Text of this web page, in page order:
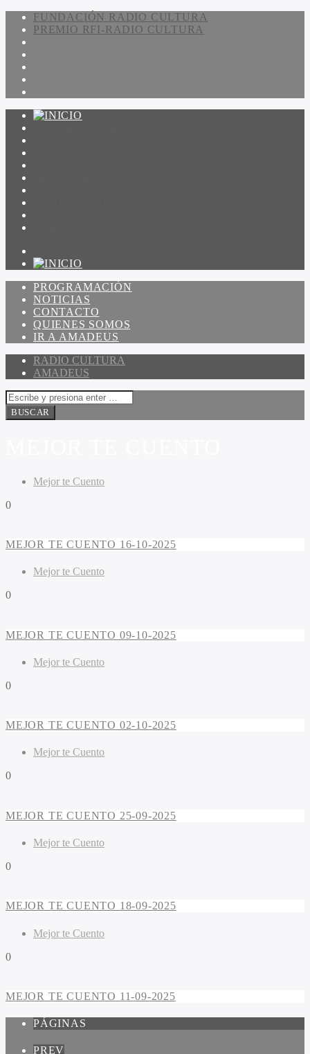
FUNDACIÓN RADIO CULTURA
PREMIO RFI-RADIO CULTURA
PROGRAMACIÓN
NOTICIAS
CONTACTO
QUIENES SOMOS
IR A AMADEUS
RADIO CULTURA
AMADEUS
Mejor te Cuento
0
MEJOR TE CUENTO 16-10-2025
Mejor te Cuento
0
MEJOR TE CUENTO 09-10-2025
Mejor te Cuento
0
MEJOR TE CUENTO 02-10-2025
Mejor te Cuento
0
MEJOR TE CUENTO 25-09-2025
Mejor te Cuento
0
MEJOR TE CUENTO 18-09-2025
Mejor te Cuento
0
MEJOR TE CUENTO 11-09-2025
PÁGINAS
PREV